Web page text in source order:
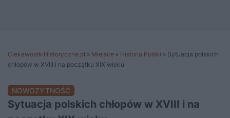
CiekawostkiHistoryczne.pl » Miejsce » Historia Polski » Sytuacja polskich
chłopów w XVIII i na początku XIX wieku
NOWOŻYTNOŚĆ
Sytuacja polskich chłopów w XVIII i na